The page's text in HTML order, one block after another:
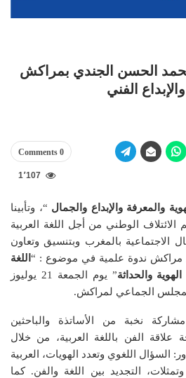
الحسن الجندي بمراكش
الفني
0 Comments
1٬107
والمعرفة والإبداع والجمال “، وتأبينا
الائتلاف الوطني من أجل اللغة العربية
الاجتماعية بالمغرب وبتنسيق وتعاون
مراكش ندوة علمية في موضوع : “ اللغة
والحداثة
” يوم الجمعة 21 يوليوز
نخبة من الأساتذة والباحثين
علاقة الفن باللغة العربية، من خلال
السؤال اللغوي وتعدد الهويات، العربية
التجديد بين اللغة والفن. كما